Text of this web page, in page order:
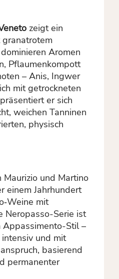
zeigt ein
Aromen
Pflaumenkompott
– Anis, Ingwer
mit getrockneten
er sich
weichen Tanninen
physisch
Maurizio und Martino
einem Jahrhundert
mit
Neropasso-Serie ist
Appassimento-Stil –
intensiv und mit
basierend
permanenter